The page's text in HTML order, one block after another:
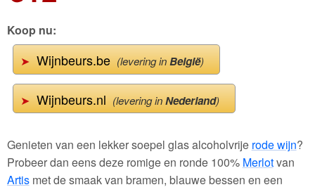
Koop nu:
➤Wijnbeurs.be(levering inBelgië)
➤Wijnbeurs.nl(levering inNederland)
Genieten van een lekker soepel glas alcoholvrije rode wijn?
Probeer dan eens deze romige en ronde 100% Merlotvan
Artismet de smaak van bramen, blauwe bessen en een